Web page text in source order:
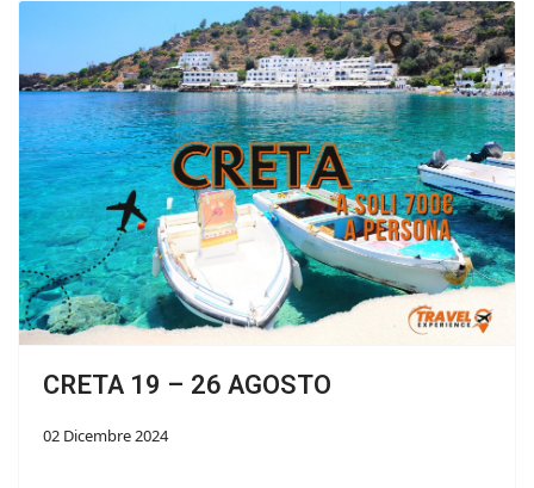
CRETA 19 – 26 AGOSTO
02 Dicembre 2024